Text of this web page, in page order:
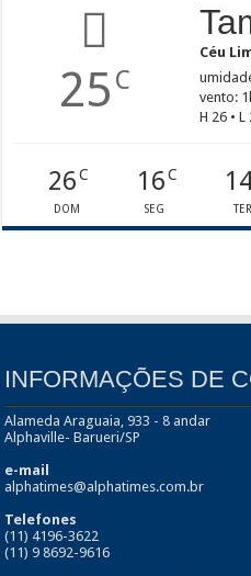
25 C
Céu
vento:
H 26 • L
26C
DOM
16C
SEG TER
INFORMAÇÕES DE
Alameda Araguaia, 933 - 8 andar
Alphaville- Barueri/SP
e-mail
alphatimes@alphatimes.com.br
Telefones
(11) 4196-3622
(11) 9 8692-9616